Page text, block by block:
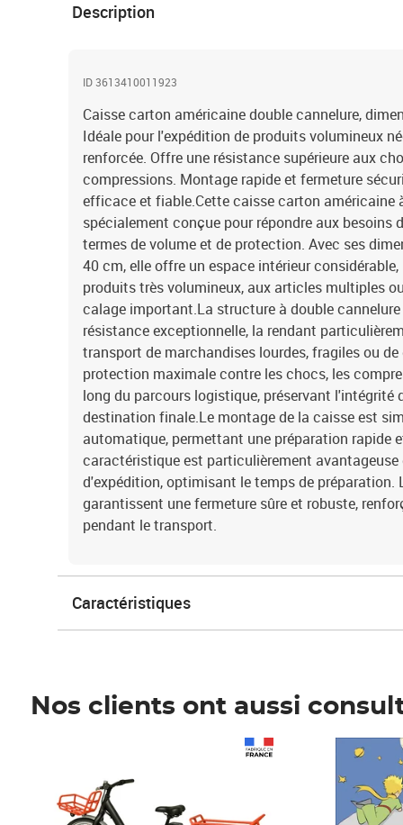
Description
ID 3613410011923
Caisse carton américaine double cannelure,
Idéale pour l'expédition de produits volumineux
renforcée. Offre une résistance supérieure aux
compressions. Montage rapide et fermeture
efficace et fiable.Cette caisse carton américaine
spécialement conçue pour répondre aux besoins
termes de volume et de protection. Avec ses
40 cm, elle offre un espace intérieur
produits très volumineux, aux articles multiples
calage important.La structure à double
résistance exceptionnelle, la rendant
transport de marchandises lourdes, fragiles ou de
protection maximale contre les chocs, les
long du parcours logistique, préservant l'intégrité
destination finale.Le montage de la caisse est
automatique, permettant une préparation rapide
caractéristique est particulièrement
d'expédition, optimisant le temps de préparation.
garantissent une fermeture sûre et robuste,
pendant le transport.
Caractéristiques
Nos clients ont aussi
Prix 7,50€